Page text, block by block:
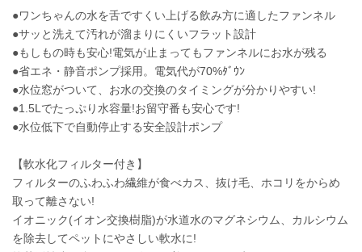
●ワンちゃんの水を舌ですくい上げる飲み方に適したファンネル
●サッと洗えて汚れが溜まりにくいフラット設計
●もしもの時も安心!電気が止まってもファンネルにお水が残る
●省エネ・静音ポンプ採用。電気代が70%ﾀﾞｳﾝ
●水位窓がついて、お水の交換のタイミングが分かりやすい!
●1.5Lでたっぷり水容量!お留守番も安心です!
●水位低下で自動停止する安全設計ポンプ
【軟水化フィルター付き】
フィルターのふわふわ繊維が食べカス、抜け毛、ホコリをからめ
取って離さない!
イオニック(イオン交換樹脂)が水道水のマグネシウム、カルシウム
を除去してペットにやさしい軟水に!